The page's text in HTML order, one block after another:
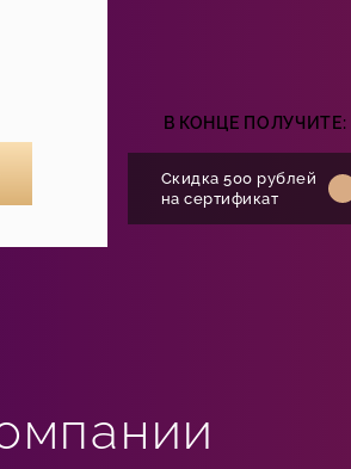
В КОНЦЕ ПОЛУЧИТЕ:
Скидка 500 рублей
на сертификат